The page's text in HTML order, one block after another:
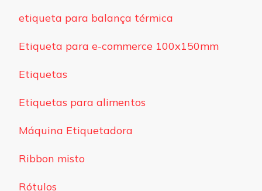
etiqueta para balança térmica
Etiqueta para e-commerce 100x150mm
Etiquetas
Etiquetas para alimentos
Máquina Etiquetadora
Ribbon misto
Rótulos